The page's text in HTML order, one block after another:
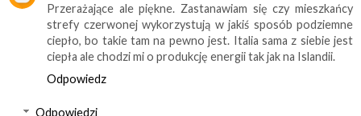
Przerażające ale piękne. Zastanawiam się czy mieszkańcy
strefy czerwonej wykorzystują w jakiś sposób podziemne
ciepło, bo takie tam na pewno jest. Italia sama z siebie jest
ciepła ale chodzi mi o produkcję energii tak jak na Islandii.
Odpowiedz
Odpowiedzi